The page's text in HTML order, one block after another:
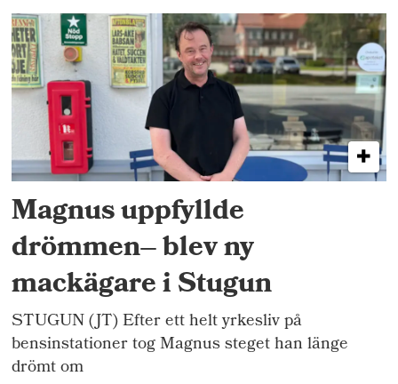
Magnus uppfyllde
drömmen– blev ny
mackägare i Stugun
STUGUN (JT) Efter ett helt yrkesliv på
bensinstationer tog Magnus steget han länge
drömt om